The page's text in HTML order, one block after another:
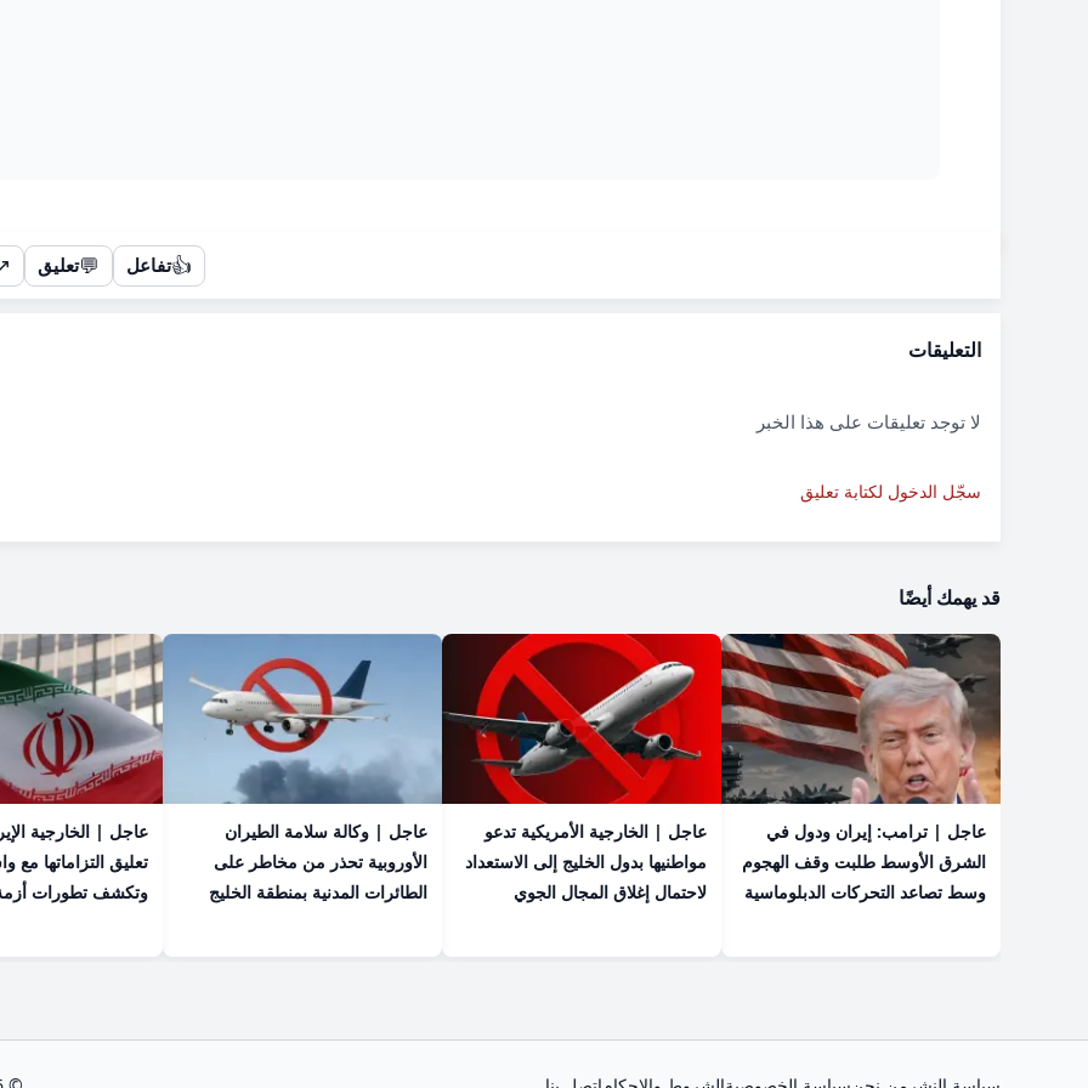
👍تفاعل 💬تعليق
التعليقات
لا توجد تعليقات على هذا الخبر
سجّل الدخول لكتابة تعليق
قد يهمك أيضًا
عاجل | ترامب: إيران ودول في
الشرق الأوسط طلبت وقف الهجوم
وسط تصاعد التحركات الدبلوماسية
عاجل | الخارجية الأمريكية تدعو
مواطنيها بدول الخليج إلى الاستعداد
لاحتمال إغلاق المجال الجوي
عاجل | وكالة سلامة الطيران
الأوروبية تحذر من مخاطر على
الطائرات المدنية بمنطقة الخليج
عاجل | الخارجية
تعليق التزاماتها مع
وتكشف تطورات